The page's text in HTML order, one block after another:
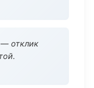
— отклик